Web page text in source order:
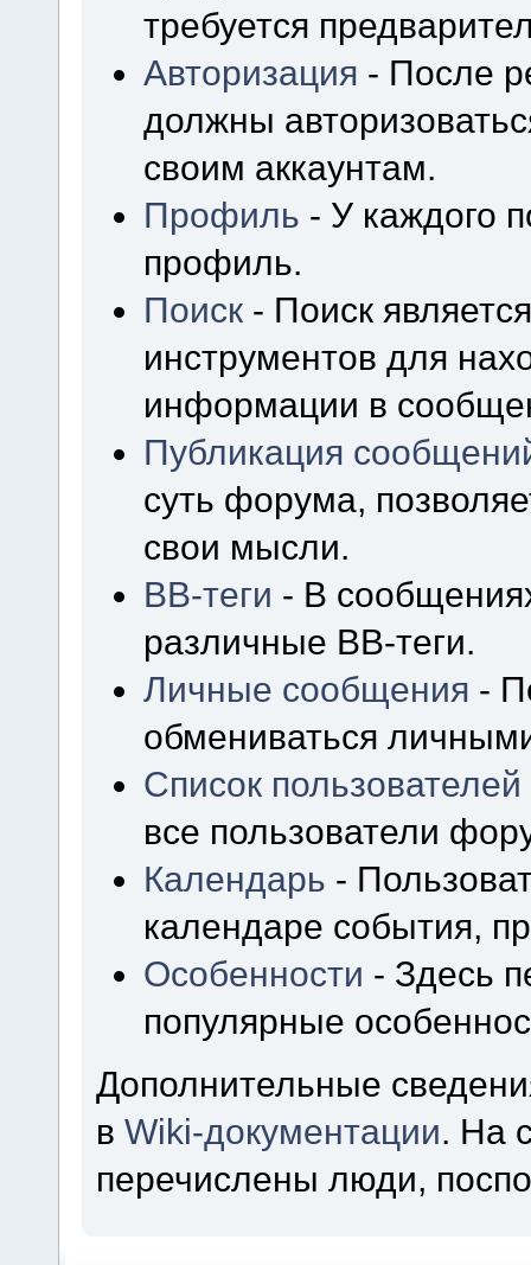
требуется
Авторизация - После
должны
своим аккаунтам.
Профиль - У каждого
профиль.
Поиск - Поиск
инструментов для
информации в
Публикация
суть форума,
свои мысли.
BB-теги - В
различные BB-теги.
Личные сообщения -
обмениваться
Список пользователей
все пользователи
Календарь -
календаре события,
Особенности - Здесь
популярные
Дополнительные
вWiki-документации. На
перечислены люди,